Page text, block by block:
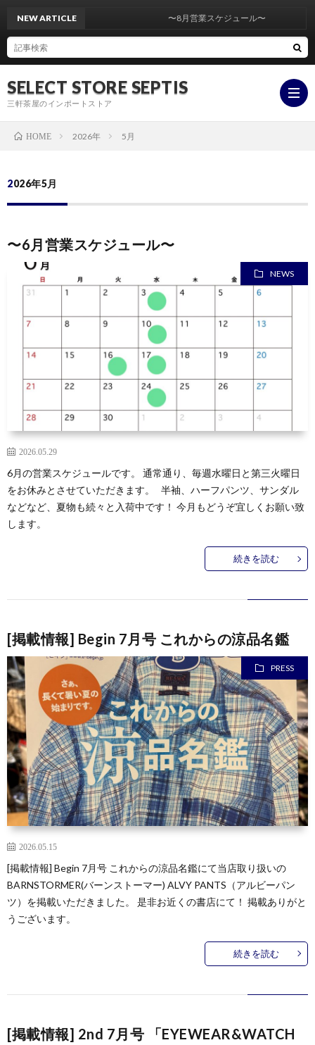
SELECT STORE SEPTIS
三軒茶屋のインポートストア
NEW ARTICLE 〜8月営業スケジュール〜
HOME 2026年 5月
2026年5月
〜6月営業スケジュール〜
NEWS
2026.05.29
6月の営業スケジュールです。 通常通り、毎週水曜日と第三火曜日
をお休みとさせていただきます。 半袖、ハーフパンツ、サンダル
などなど、夏物も続々と入荷中です！ 今月もどうぞ宜しくお願い致
します。
続きを読む
[掲載情報] Begin 7月号 これからの涼品名鑑
PRESS
2026.05.15
[掲載情報] Begin 7月号 これからの涼品名鑑にて当店取り扱いの
BARNSTORMER(バーンストーマー) ALVY PANTS（アルビーパン
ツ）を掲載いただきました。 是非お近くの書店にて！ 掲載ありがと
うございます。
続きを読む
[掲載情報] 2nd 7月号 「EYEWEAR&WATCH